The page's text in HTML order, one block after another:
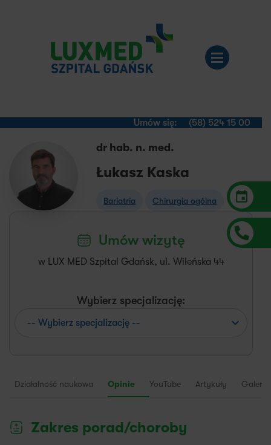
Umów się: (58) 524 15 00
dr hab. n. med.
Łukasz Kaska
Bariatria Chirurgia ogólna
Umów wizytę
w LUX MED Szpital Gdańsk, ul. Wileńska 44
Wybierz specjalizację:
Działalność naukowa Opinie YouTube Artykuły Galeria
Zakres porad/choroby